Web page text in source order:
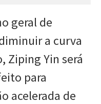
geral de
a curva
Ziping Yin será
para
acelerada de